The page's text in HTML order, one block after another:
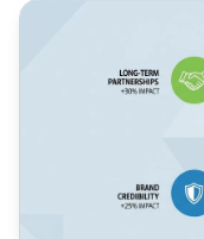
¿Por qué es